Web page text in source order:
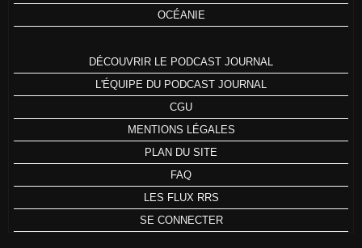
OCÉANIE
DÉCOUVRIR LE PODCAST JOURNAL
L'ÉQUIPE DU PODCAST JOURNAL
CGU
MENTIONS LÉGALES
PLAN DU SITE
FAQ
LES FLUX RRS
SE CONNECTER